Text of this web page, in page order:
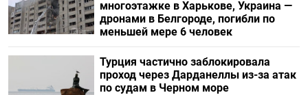
многоэтажке в Харькове, Украина —
дронами в Белгороде, погибли по
меньшей мере 6 человек
Турция частично заблокировала
проход через Дарданеллы из-за атак
по судам в Черном море